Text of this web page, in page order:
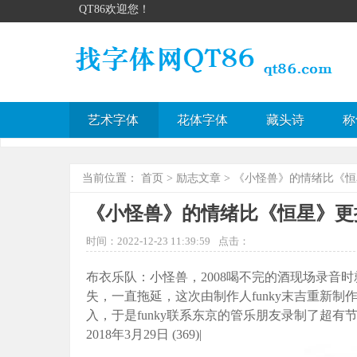
QT86欢迎您！
艺术字体 花体字体 藏头诗
当前位置： 首页 > 励志文章 > 《小怪兽》的情绪比《
《小怪兽》的情绪比《恒星》
时间：2022-12-23 11:39:59 点击：
布衣乐队：小怪兽，2008喝不完的酒现场录音
失，一直拖延，这次由制作人funky末吉重新制
入，于是funky联系东京的管乐朋友录制了超有
2018年3月29日 (369)|